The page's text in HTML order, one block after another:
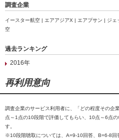
調査企業
イースター航空 | エアアジアX | エアプサン | ジ
空
過去ランキング
2016年
再利用意向
調査企業のサービス利用者に、「どの程度その企
点～1点の10段階で評価してもらい、10点～6点
す。
※10段階聴取については、A=9-10回答、B=6-8回